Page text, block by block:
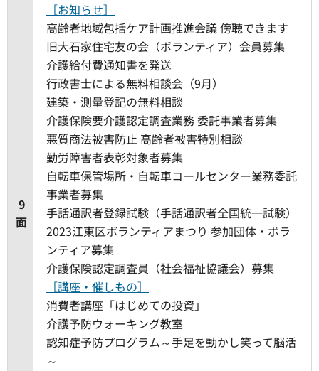
9
面
［お知らせ］
高齢者地域包括ケア計画推進会議 傍聴できます
旧大石家住宅友の会（ボランティア）会員募集
介護給付費通知書を発送
行政書士による無料相談会（9月）
建築・測量登記の無料相談
介護保険要介護認定調査業務 委託事業者募集
悪質商法被害防止 高齢者被害特別相談
勤労障害者表彰対象者募集
自転車保管場所・自転車コールセンター業務委託
事業者募集
手話通訳者登録試験（手話通訳者全国統一試験）
2023江東区ボランティアまつり 参加団体・ボラ
ンティア募集
介護保険認定調査員（社会福祉協議会）募集
［講座・催しもの］
消費者講座「はじめての投資」
介護予防ウォーキング教室
認知症予防プログラム～手足を動かし笑って脳活
～